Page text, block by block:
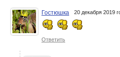
Svet In The Sky. Один день
из жизни волос.
Гостюшка 20 декабря 2019
Ответить